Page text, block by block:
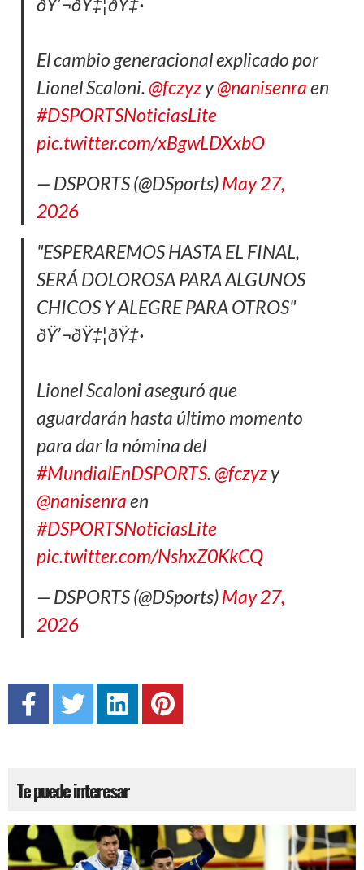
El cambio generacional explicado por
Lionel Scaloni. @fczyzy@nanisenraen
#DSPORTSNoticiasLite
pic.twitter.com/xBgwLDXxbO
— DSPORTS (@DSports)May 27,
2026
"ESPERAREMOS HASTA EL FINAL,
SERÁ DOLOROSA PARA ALGUNOS
CHICOS Y ALEGRE PARA OTROS"
ðŸ’¬ðŸ‡¦ðŸ‡·
Lionel Scaloni aseguró que
aguardarán hasta último momento
para dar la nómina del
#MundialEnDSPORTS. @fczyzy
@nanisenraen
#DSPORTSNoticiasLite
pic.twitter.com/NshxZ0KkCQ
— DSPORTS (@DSports)May 27,
2026
Te puede interesar